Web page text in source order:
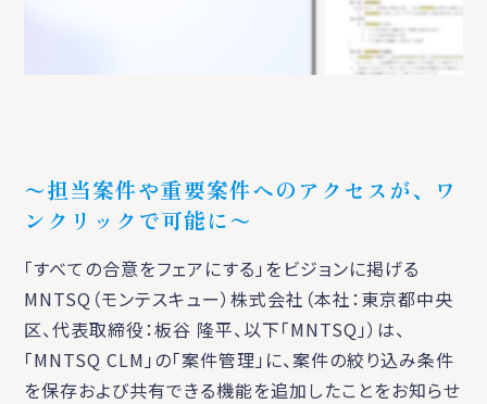
〜担当案件や重要案件へのアクセスが、ワ
ンクリックで可能に〜
「すべての合意をフェアにする」をビジョンに掲げる
MNTSQ（モンテスキュー）株式会社（本社：東京都中央
区、代表取締役：板谷 隆平、以下「MNTSQ」）は、
「MNTSQ CLM」の「案件管理」に、案件の絞り込み条件
を保存および共有できる機能を追加したことをお知らせ